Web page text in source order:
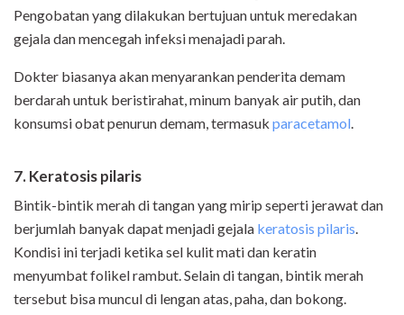
Pengobatan yang dilakukan bertujuan untuk meredakan
gejala dan mencegah infeksi menajadi parah.
Dokter biasanya akan menyarankan penderita demam
berdarah untuk beristirahat, minum banyak air putih, dan
konsumsi obat penurun demam, termasuk paracetamol.
7. Keratosis pilaris
Bintik-bintik merah di tangan yang mirip seperti jerawat dan
berjumlah banyak dapat menjadi gejala keratosis pilaris.
Kondisi ini terjadi ketika sel kulit mati dan keratin
menyumbat folikel rambut. Selain di tangan, bintik merah
tersebut bisa muncul di lengan atas, paha, dan bokong.